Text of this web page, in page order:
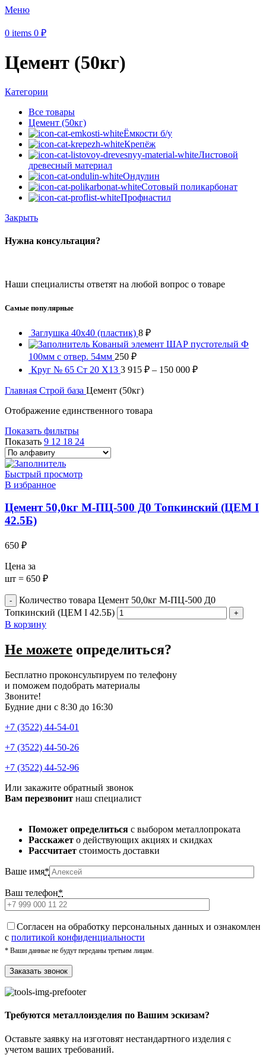
Меню
0 items 0 ₽
Цемент (50кг)
Категории
Все товары
Цемент (50кг)
Ёмкости б/у
Крепёж
Листовой
древесный материал
Ондулин
Сотовый поликарбонат
Профнастил
Закрыть
Нужна консультация?
Наши специалисты ответят на любой вопрос о товаре
Самые популярные
Заглушка 40х40 (пластик) 8 ₽
Кованый элемент ШАР пустотелый Ф
100мм с отвер. 54мм 250 ₽
Круг № 65 Ст 20 Х13 3 915 ₽ – 150 000 ₽
Главная Строй база Цемент (50кг)
Отображение единственного товара
Показать фильтры
Показать 9 12 18 24
Быстрый просмотр
В избранное
Цемент 50,0кг М-ПЦ-500 Д0 Топкинский (ЦЕМ I
42.5Б)
650 ₽
Цена за
шт = 650 ₽
Количество товара Цемент 50,0кг М-ПЦ-500 Д0
Топкинский (ЦЕМ I 42.5Б)
В корзину
Не можете определиться?
Бесплатно проконсультируем по телефону
и поможем подобрать материалы
Звоните!
Будние дни с 8:30 до 16:30
+7 (3522) 44-54-01
+7 (3522) 44-50-26
+7 (3522) 44-52-96
Или закажите обратный звонок
Вам перезвонит наш специалист
Поможет определиться с выбором металлопроката
Расскажет о действующих акциях и скидках
Рассчитает стоимость доставки
Ваше имя*
Ваш телефон*
Cогласен на обработку персональных данных и ознакомлен
с политикой конфиденциальности
* Ваши данные не будут переданы третьим лицам.
Требуются металлоизделия по Вашим эскизам?
Оставьте заявку на изготовят нестандартного изделия с
учетом ваших требований.